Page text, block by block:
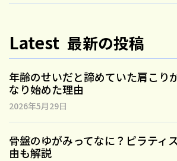
Latest 最新の投稿
年齢のせいだと諦めていた肩こり
なり始めた理由
2026年5月29日
骨盤のゆがみってなに？ピラティ
由も解説